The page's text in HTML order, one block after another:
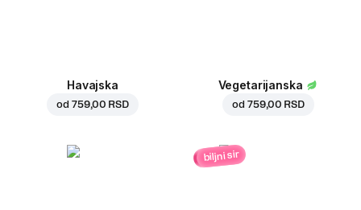
Havajska
od 759,00 RSD
Vegetarijanska
od 759,00 RSD
biljni sir